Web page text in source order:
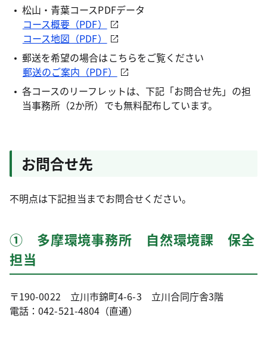
松山・青葉コースPDFデータ
コース概要（PDF）
コース地図（PDF）
郵送を希望の場合はこちらをご覧ください
郵送のご案内（PDF）
各コースのリーフレットは、下記「お問合せ先」の担
当事務所（2か所）でも無料配布しています。
お問合せ先
不明点は下記担当までお問合せください。
① 多摩環境事務所 自然環境課 保全
担当
〒190-0022 立川市錦町4-6-3 立川合同庁舎3階
電話：042-521-4804（直通）